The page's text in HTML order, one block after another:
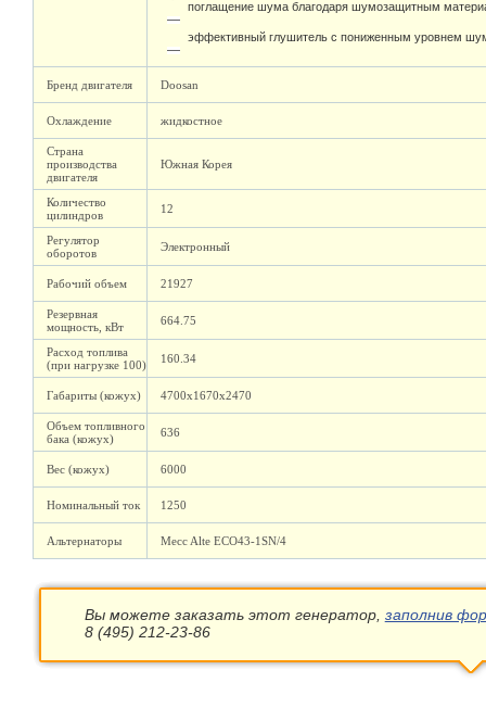
поглащение шума благодаря шумозащитным
эффективный глушитель с пониженным уровнем
Бренд двигателя Doosan
Охлаждение жидкостное
Страна
производства
двигателя
Южная Корея
Количество
цилиндров
12
Регулятор
оборотов
Электронный
Рабочий объем 21927
Резервная
мощность, кВт
664.75
Расход топлива
(при нагрузке 100)
160.34
Габариты (кожух) 4700х1670х2470
Объем топливного
бака (кожух)
636
Вес (кожух) 6000
Номинальный ток 1250
Альтернаторы Mecc Alte ECO43-1SN/4
Вы можете заказать этот генератор, заполнив
8 (495) 212-23-86